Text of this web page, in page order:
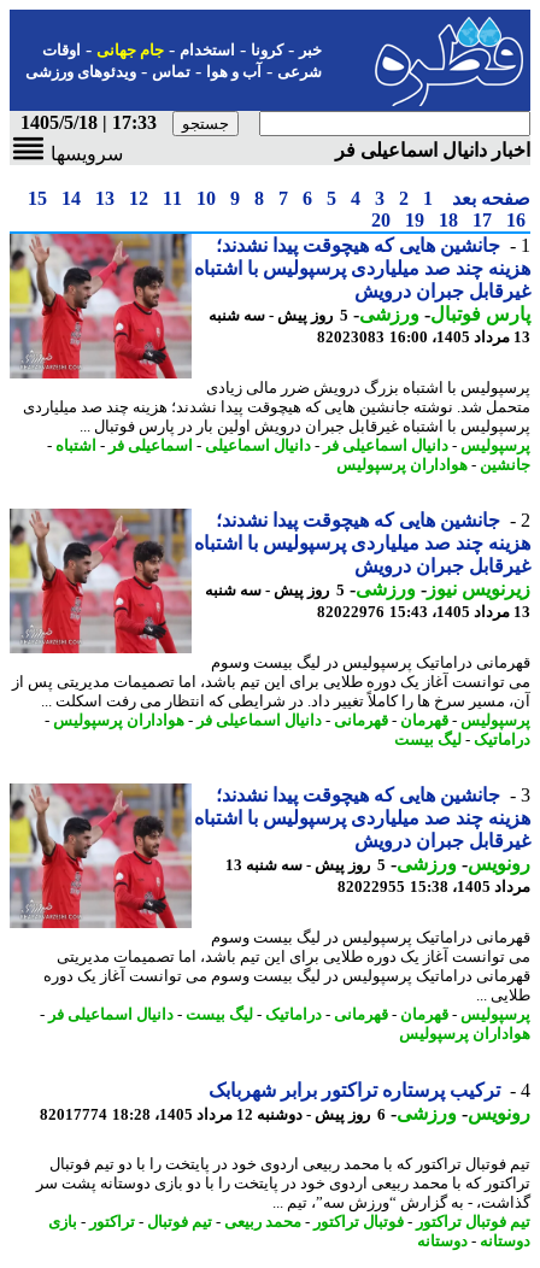
-کرونا-استخدام- جام جهانی-اوقات
شرعی-آب و هوا-تماس-ویدئوهای ورزشی
17:33 | 1405/5/18
دانیال اسماعیلی فر
سرویسها
بعد 1
2
3
4
5
6
7
8
9
10
11
12
13
14
15
17
18
19
20
جانشین هایی که هیچوقت پیدا نشدند؛
چند صد میلیاردی پرسپولیس با اشتباه
جبران درویش
فوتبال-ورزشی-
5 روز پیش - سه شنبه
82023083
با اشتباه بزرگ درویش ضرر مالی زیادی
شد. نوشته جانشین هایی که هیچوقت پیدا نشدند؛ هزینه چند صد میلیاردی
با اشتباه غیرقابل جبران درویش اولین بار در پارس فوتبال ...
-دانیال اسماعیلی فر- دانیال اسماعیلی-اسماعیلی فر- اشتباه-
-هواداران پرسپولیس
جانشین هایی که هیچوقت پیدا نشدند؛
چند صد میلیاردی پرسپولیس با اشتباه
جبران درویش
نیوز-ورزشی-
5 روز پیش - سه شنبه
82022976
دراماتیک پرسپولیس در لیگ بیست وسوم
آغاز یک دوره طلایی برای این تیم باشد، اما تصمیمات مدیریتی پس از
مسیر سرخ ها را کاملاً تغییر داد. در شرایطی که انتظار می رفت اسکلت ...
-قهرمان -قهرمانی-دانیال اسماعیلی فر- هواداران پرسپولیس-
-لیگ بیست
جانشین هایی که هیچوقت پیدا نشدند؛
چند صد میلیاردی پرسپولیس با اشتباه
جبران درویش
-ورزشی-
5 روز پیش - سه شنبه 13
15:38
82022955
دراماتیک پرسپولیس در لیگ بیست وسوم
آغاز یک دوره طلایی برای این تیم باشد، اما تصمیمات مدیریتی
دراماتیک پرسپولیس در لیگ بیست وسوم می توانست آغاز یک دوره
...
-قهرمان -قهرمانی-دراماتیک-لیگ بیست-دانیال اسماعیلی فر-
پرسپولیس
ترکیب پرستاره تراکتور برابر شهربابک
-ورزشی-6 روز پیش - دوشنبه 12 مرداد 1405، 18:28 82017774
فوتبال تراکتور که با محمد ربیعی اردوی خود در پایتخت را با دو تیم فوتبال
که با محمد ربیعی اردوی خود در پایتخت را با دو بازی دوستانه پشت سر
- به گزارش “ورزش سه”، تیم ...
تراکتور -فوتبال تراکتور -محمد ربیعی -تیم فوتبال-تراکتور -بازی
-دوستانه